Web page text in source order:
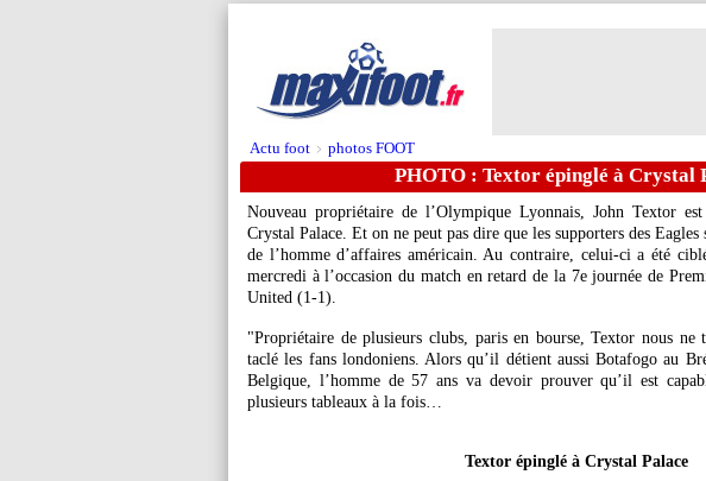
Actu foot > photos FOOT
PHOTO : Textor épinglé à Crystal
Nouveau propriétaire de l’Olympique Lyonnais, John Textor
Crystal Palace. Et on ne peut pas dire que les supporters des
de l’homme d’affaires américain. Au contraire, celui-ci a été
mercredi à l’occasion du match en retard de la 7e journée de
United (1-1).
"Propriétaire de plusieurs clubs, paris en bourse, Textor nous ne
taclé les fans londoniens. Alors qu’il détient aussi Botafogo au
Belgique, l’homme de 57 ans va devoir prouver qu’il est
plusieurs tableaux à la fois…
Textor épinglé à Crystal Palace